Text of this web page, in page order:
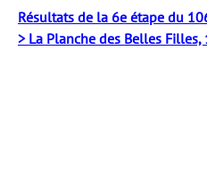
Résultats de la 6e étape du
> La Planche des Belles Filles,